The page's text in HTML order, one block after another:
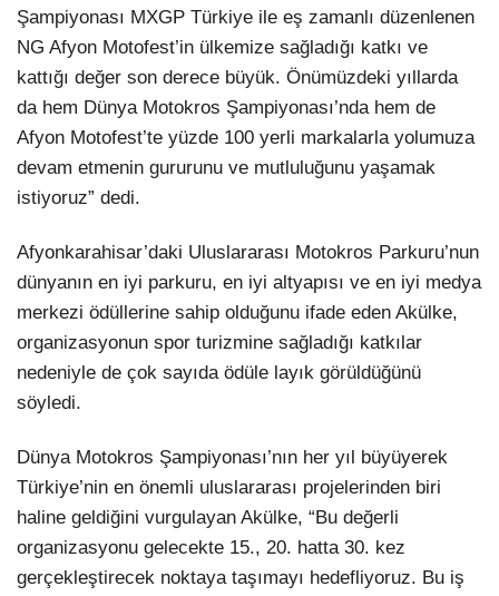
Şampiyonası MXGP Türkiye ile eş zamanlı düzenlenen
NG Afyon Motofest’in ülkemize sağladığı katkı ve
kattığı değer son derece büyük. Önümüzdeki yıllarda
da hem Dünya Motokros Şampiyonası’nda hem de
Afyon Motofest’te yüzde 100 yerli markalarla yolumuza
devam etmenin gururunu ve mutluluğunu yaşamak
istiyoruz” dedi.
Afyonkarahisar’daki Uluslararası Motokros Parkuru’nun
dünyanın en iyi parkuru, en iyi altyapısı ve en iyi medya
merkezi ödüllerine sahip olduğunu ifade eden Akülke,
organizasyonun spor turizmine sağladığı katkılar
nedeniyle de çok sayıda ödüle layık görüldüğünü
söyledi.
Dünya Motokros Şampiyonası’nın her yıl büyüyerek
Türkiye’nin en önemli uluslararası projelerinden biri
haline geldiğini vurgulayan Akülke, “Bu değerli
organizasyonu gelecekte 15., 20. hatta 30. kez
gerçekleştirecek noktaya taşımayı hedefliyoruz. Bu iş